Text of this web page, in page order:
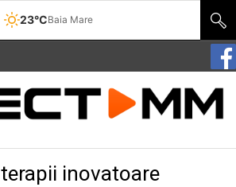
23°CBaia Mare
terapii inovatoare